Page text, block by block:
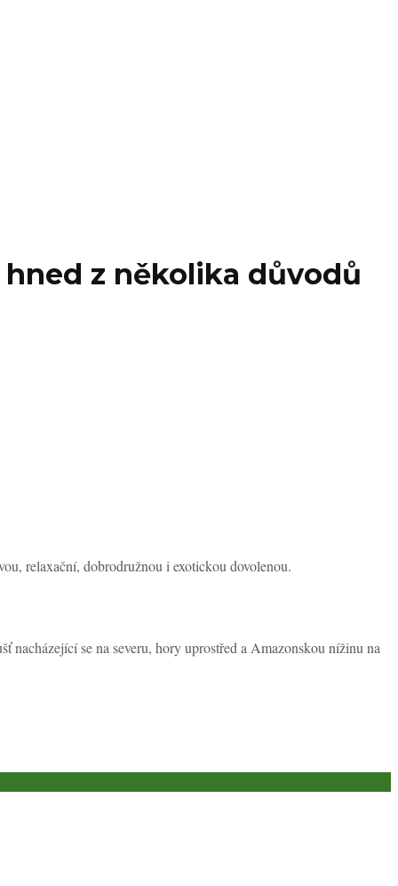
z několika důvodů
relaxační, dobrodružnou i exotickou dovolenou.
nacházející se na severu, hory uprostřed a Amazonskou nížinu na